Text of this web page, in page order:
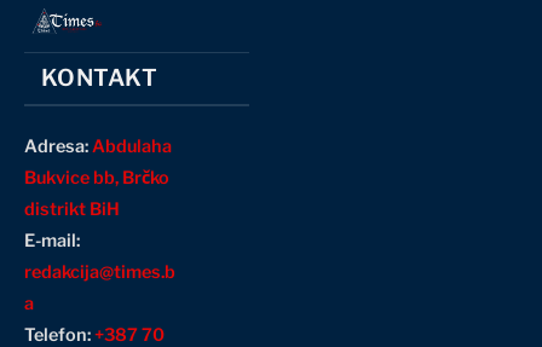
KONTAKT
Adresa:Abdulaha
Bukvice bb, Brčko
distrikt BiH
E-mail:
redakcija@times.b
a
Telefon:+387 70